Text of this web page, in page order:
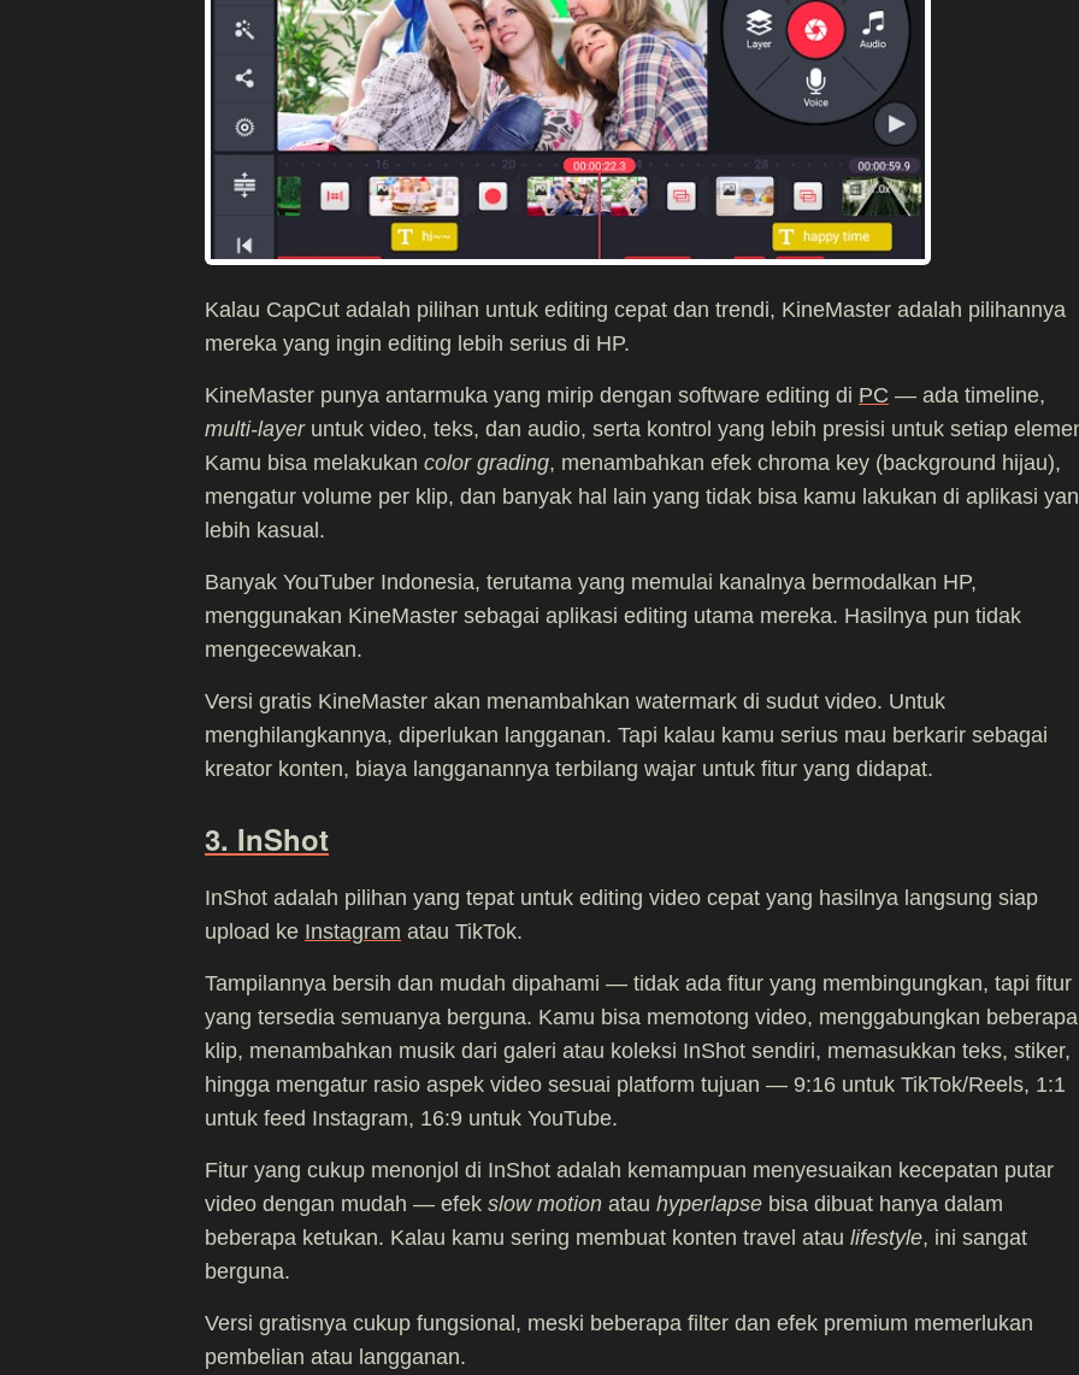
Kalau CapCut adalah pilihan untuk editing cepat dan trendi, KineMaster adalah pilihannya
mereka yang ingin editing lebih serius di HP.
KineMaster punya antarmuka yang mirip dengan software editing di PC — ada timeline,
multi-layeruntuk video, teks, dan audio, serta kontrol yang lebih presisi untuk setiap
Kamu bisa melakukan color grading, menambahkan efek chroma key (background hijau),
mengatur volume per klip, dan banyak hal lain yang tidak bisa kamu lakukan di aplikasi
lebih kasual.
Banyak YouTuber Indonesia, terutama yang memulai kanalnya bermodalkan HP,
menggunakan KineMaster sebagai aplikasi editing utama mereka. Hasilnya pun tidak
mengecewakan.
Versi gratis KineMaster akan menambahkan watermark di sudut video. Untuk
menghilangkannya, diperlukan langganan. Tapi kalau kamu serius mau berkarir sebagai
kreator konten, biaya langganannya terbilang wajar untuk fitur yang didapat.
3. InShot
InShot adalah pilihan yang tepat untuk editing video cepat yang hasilnya langsung siap
upload ke Instagram atau TikTok.
Tampilannya bersih dan mudah dipahami — tidak ada fitur yang membingungkan, tapi fitur
yang tersedia semuanya berguna. Kamu bisa memotong video, menggabungkan beberapa
klip, menambahkan musik dari galeri atau koleksi InShot sendiri, memasukkan teks, stiker,
hingga mengatur rasio aspek video sesuai platform tujuan — 9:16 untuk TikTok/Reels, 1:1
untuk feed Instagram, 16:9 untuk YouTube.
Fitur yang cukup menonjol di InShot adalah kemampuan menyesuaikan kecepatan putar
video dengan mudah — efek slow motion atau hyperlapse bisa dibuat hanya dalam
beberapa ketukan. Kalau kamu sering membuat konten travel atau lifestyle, ini sangat
berguna.
Versi gratisnya cukup fungsional, meski beberapa filter dan efek premium memerlukan
pembelian atau langganan.